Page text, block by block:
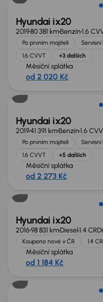
Hyundai ix20
201980 381 kmBenzín1.6
Po prvním majiteli Servisní
1.6 CVVT
+3 dalších
Měsíční splátka
od 2 020 Kč
Hyundai ix20
201941 391 kmBenzín1.6
Po prvním majiteli Servisní
1.6 CVVT
+5 dalších
Měsíční splátka
od 2 273 Kč
Hyundai ix20
201698 831 kmDiesel1.4 CRDi
Koupeno nové v ČR 1.4
Měsíční splátka
od 1 184 Kč